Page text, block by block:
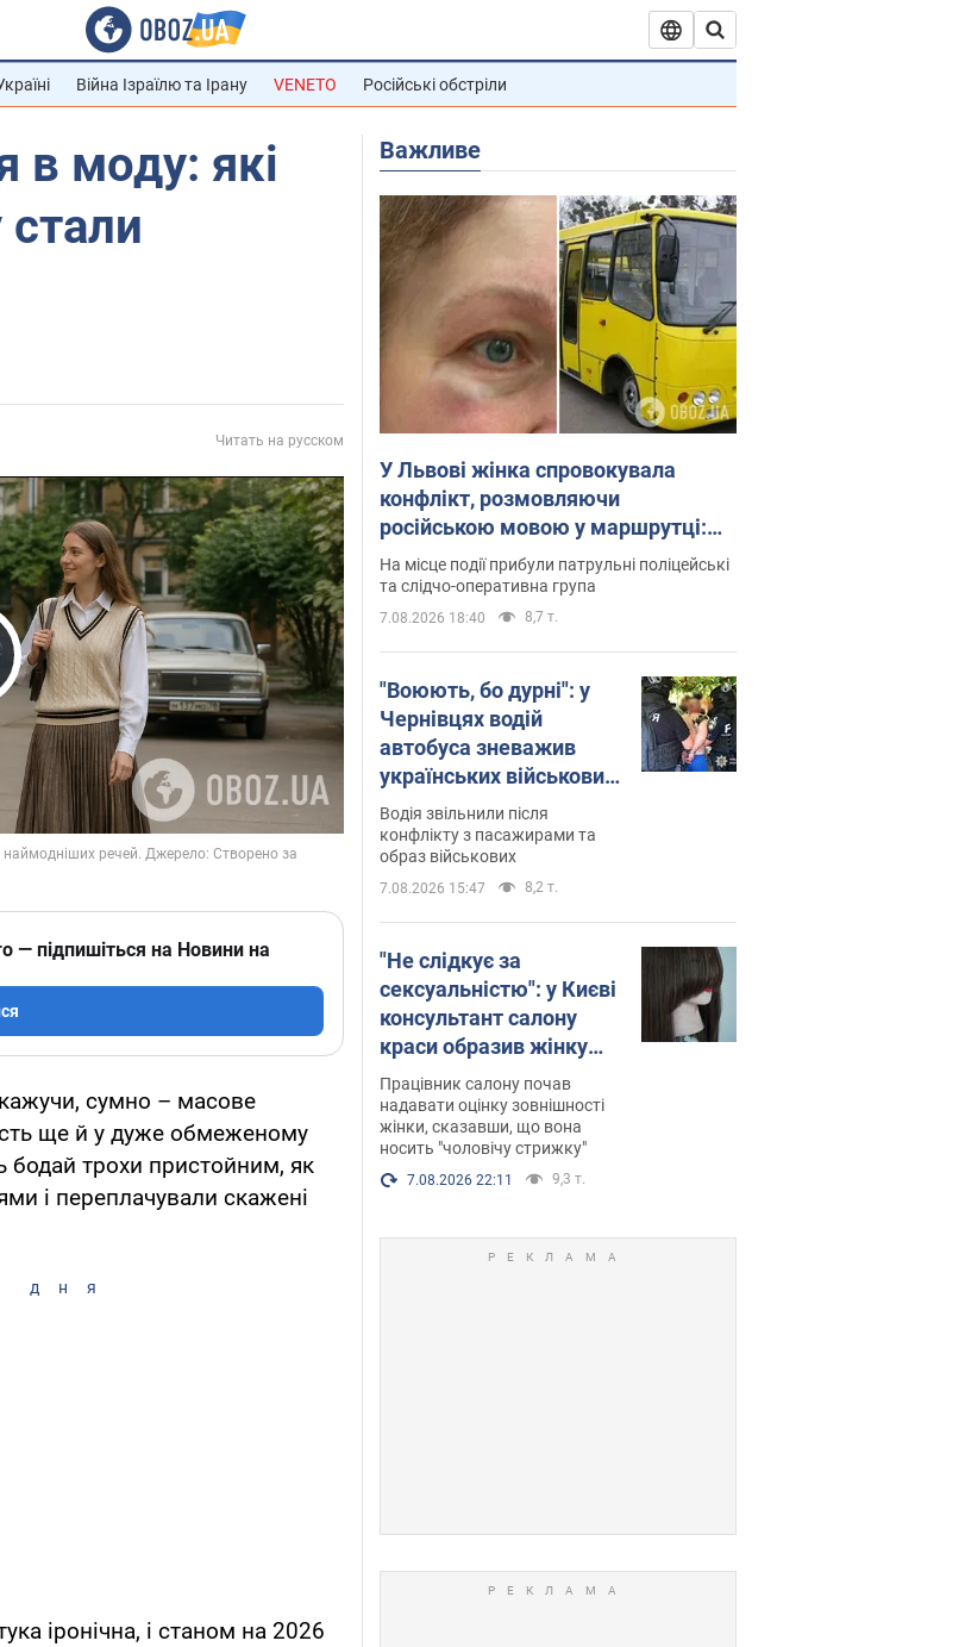
Війна Ізраїлю та Ірану VENETO Російські обстріли
в моду: які
Читать на русском
Video
— підпишіться на Новини на
сумно – масове
ще й у дуже обмеженому
бодай трохи пристойним, як
і переплачували скажені
дня
іронічна, і станом на 2026
Важливе
У Львові жінка спровокувала
конфлікт, розмовляючи
російською мовою у маршрутці:
поліція склала адмінпротокол.
Відео
На місце події прибули патрульні поліцейські
та слідчо-оперативна група
7.08.2026 18:40 8,7 т.
"Воюють, бо дурні": у
Чернівцях водій
автобуса зневажив
українських військових
і поплатився. Відео
Водія звільнили після
конфлікту з пасажирами та
образ військових
7.08.2026 15:47 8,2 т.
"Не слідкує за
сексуальністю": у Києві
консультант салону
краси образив жінку
після хімієтерапії,
розгорівся скандал.
Фото
Працівник салону почав
надавати оцінку зовнішності
жінки, сказавши, що вона
носить "чоловічу стрижку"
7.08.2026 22:11 9,3 т.